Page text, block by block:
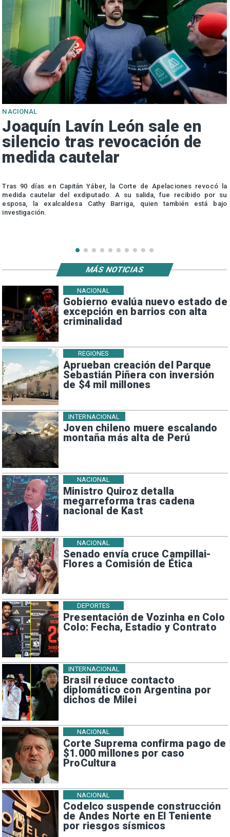
NACIONAL
Joaquín Lavín León sale en
silencio tras revocación de
medida cautelar
Tras 90 días en Capitán Yáber, la Corte de Apelaciones revocó la
medida cautelar del exdiputado. A su salida, fue recibido por su
esposa, la exalcaldesa Cathy Barriga, quien también está bajo
investigación.
Gobierno evalúa nuevo estado de
excepción en barrios con alta
criminalidad
NACIONAL
Aprueban creación del Parque
Sebastián Piñera con inversión
de $4 mil millones
REGIONES
Joven chileno muere escalando
montaña más alta de Perú
INTERNACIONAL
Ministro Quiroz detalla
megarreforma tras cadena
nacional de Kast
NACIONAL
Senado envía cruce Campillai-
Flores a Comisión de Ética
NACIONAL
Presentación de Vozinha en Colo
Colo: Fecha, Estadio y Contrato
DEPORTES
Brasil reduce contacto
diplomático con Argentina por
dichos de Milei
INTERNACIONAL
Corte Suprema confirma pago de
$1.000 millones por caso
ProCultura
NACIONAL
Codelco suspende construcción
de Andes Norte en El Teniente
por riesgos sísmicos
NACIONAL
MÁS NOTICIAS